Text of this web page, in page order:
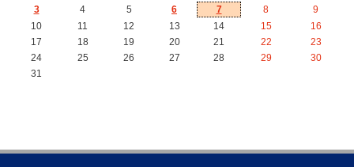
3
4 5 6 7 8
9
10
11 12 13 14 15
16
17
18 19 20 21 22
23
24
25 26 27 28 29
30
31